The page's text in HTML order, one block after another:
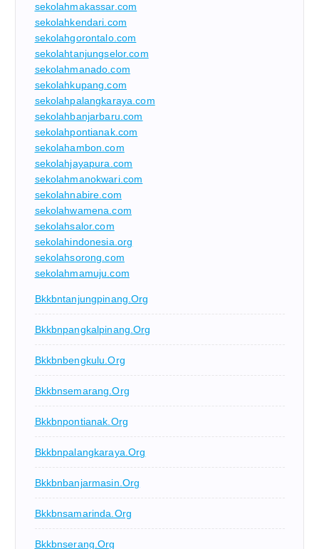
sekolahmakassar.com
sekolahkendari.com
sekolahgorontalo.com
sekolahtanjungselor.com
sekolahmanado.com
sekolahkupang.com
sekolahpalangkaraya.com
sekolahbanjarbaru.com
sekolahpontianak.com
sekolahambon.com
sekolahjayapura.com
sekolahmanokwari.com
sekolahnabire.com
sekolahwamena.com
sekolahsalor.com
sekolahindonesia.org
sekolahsorong.com
sekolahmamuju.com
Bkkbntanjungpinang.org
Bkkbnpangkalpinang.org
Bkkbnbengkulu.org
Bkkbnsemarang.org
Bkkbnpontianak.org
Bkkbnpalangkaraya.org
Bkkbnbanjarmasin.org
Bkkbnsamarinda.org
Bkkbnserang.org